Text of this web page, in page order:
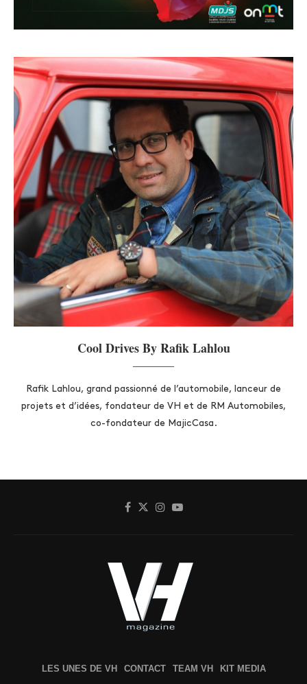
Cool Drives By Rafik Lahlou
Rafik Lahlou, grand passionné de l’automobile, lanceur de
projets et d’idées, fondateur de VH et de RM Automobiles,
co-fondateur de MajicCasa.
LES UNES DE VH CONTACT TEAM VH KIT MEDIA